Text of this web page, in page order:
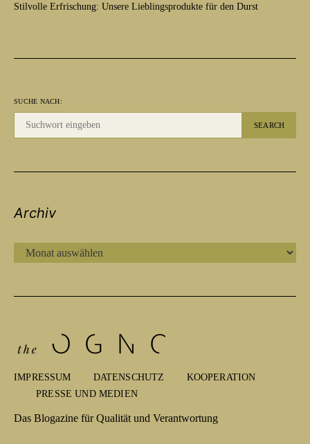
Stilvolle Erfrischung: Unsere Lieblingsprodukte für den Durst
SUCHE NACH:
SEARCH
Archiv
IMPRESSUM DATENSCHUTZ
KOOPERATION
PRESSE UND MEDIEN
Das Blogazine für Qualität und Verantwortung